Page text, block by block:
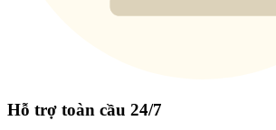
Hỗ trợ toàn cầu 24/7